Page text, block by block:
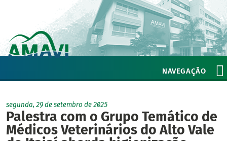
NAVEGAÇÃO
segunda, 29 de setembro de 2025
Palestra com o Grupo Temático de
Médicos Veterinários do Alto Vale